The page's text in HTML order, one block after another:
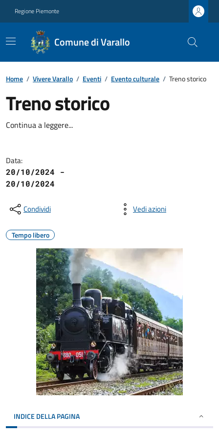
Regione Piemonte
Comune di Varallo
Home / Vivere Varallo / Eventi / Evento culturale / Treno storico
Treno storico
Continua a leggere...
Data:
20/10/2024 -
20/10/2024
Condividi Vedi azioni
Tempo libero
INDICE DELLA PAGINA